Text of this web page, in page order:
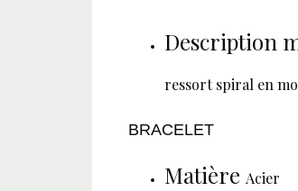
Description
ressort spiral en
BRACELET
Matière Acier